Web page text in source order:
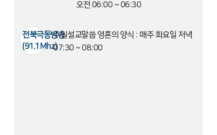
오전 06:00 ~ 06:30
전북극동방송
(91.1Mhz)
주일설교말씀 영혼의 양식 : 매주 화요일 저녁
07:30 ~ 08:00